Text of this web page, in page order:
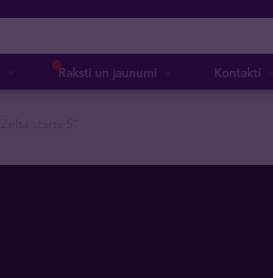
Raksti un jaunumi Kontakti